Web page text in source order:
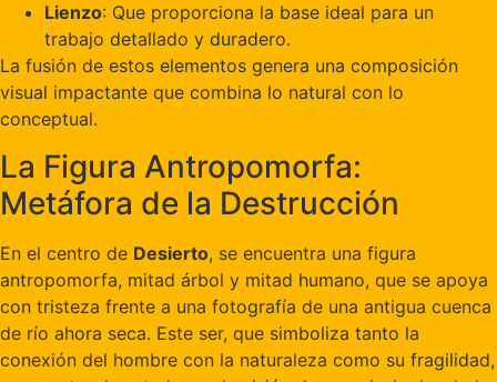
Lienzo: Que proporciona la base ideal para un
trabajo detallado y duradero.
La fusión de estos elementos genera una composición
visual impactante que combina lo natural con lo
conceptual.
La Figura Antropomorfa:
Metáfora de la Destrucción
En el centro de Desierto, se encuentra una figura
antropomorfa, mitad árbol y mitad humano, que se apoya
con tristeza frente a una fotografía de una antigua cuenca
de río ahora seca. Este ser, que simboliza tanto la
conexión del hombre con la naturaleza como su fragilidad,